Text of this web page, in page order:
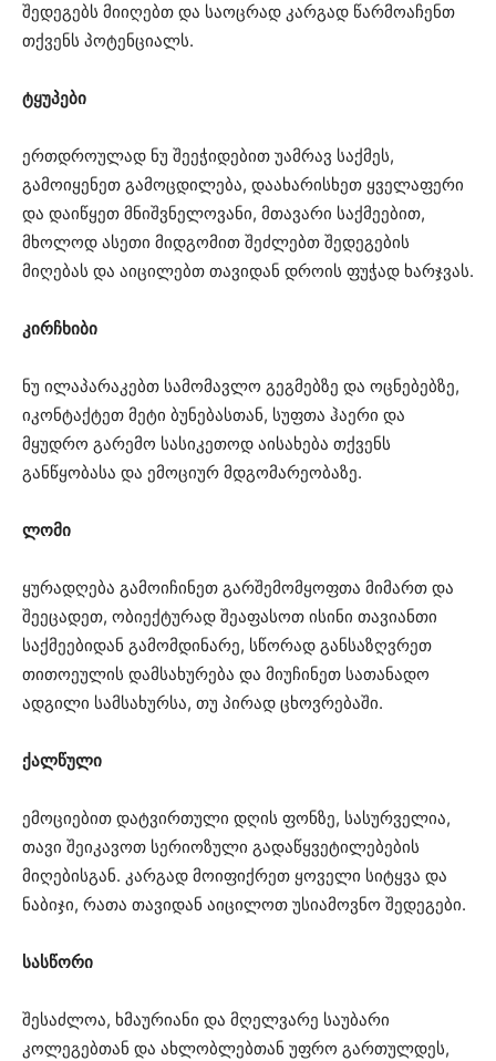
შედეგებს მიიღებთ და საოცრად კარგად წარმოაჩენთ
თქვენს პოტენციალს.
ტყუპები
ერთდროულად ნუ შეეჭიდებით უამრავ საქმეს,
გამოიყენეთ გამოცდილება, დაახარისხეთ ყველაფერი
და დაიწყეთ მნიშვნელოვანი, მთავარი საქმეებით,
მხოლოდ ასეთი მიდგომით შეძლებთ შედეგების
მიღებას და აიცილებთ თავიდან დროის ფუჭად ხარჯვას.
კირჩხიბი
ნუ ილაპარაკებთ სამომავლო გეგმებზე და ოცნებებზე,
იკონტაქტეთ მეტი ბუნებასთან, სუფთა ჰაერი და
მყუდრო გარემო სასიკეთოდ აისახება თქვენს
განწყობასა და ემოციურ მდგომარეობაზე.
ლომი
ყურადღება გამოიჩინეთ გარშემომყოფთა მიმართ და
შეეცადეთ, ობიექტურად შეაფასოთ ისინი თავიანთი
საქმეებიდან გამომდინარე, სწორად განსაზღვრეთ
თითოეულის დამსახურება და მიუჩინეთ სათანადო
ადგილი სამსახურსა, თუ პირად ცხოვრებაში.
ქალწული
ემოციებით დატვირთული დღის ფონზე, სასურველია,
თავი შეიკავოთ სერიოზული გადაწყვეტილებების
მიღებისგან. კარგად მოიფიქრეთ ყოველი სიტყვა და
ნაბიჯი, რათა თავიდან აიცილოთ უსიამოვნო შედეგები.
სასწორი
შესაძლოა, ხმაურიანი და მღელვარე საუბარი
კოლეგებთან და ახლობლებთან უფრო გართულდეს,